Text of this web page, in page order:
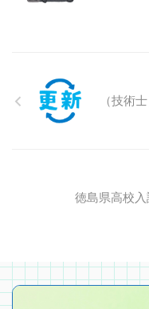
（技術
徳島県高校